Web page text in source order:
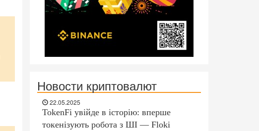
Новости криптовалют
22.05.2025
TokenFi увійде в історію: вперше
токенізують робота з ШІ — Floki